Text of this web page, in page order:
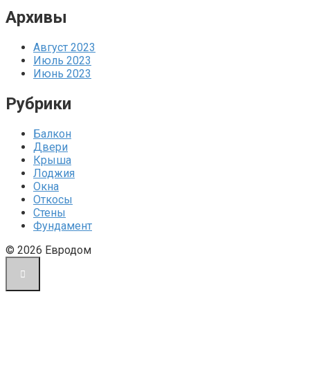
Архивы
Август 2023
Июль 2023
Июнь 2023
Рубрики
Балкон
Двери
Крыша
Лоджия
Окна
Откосы
Стены
Фундамент
© 2026 Евродом